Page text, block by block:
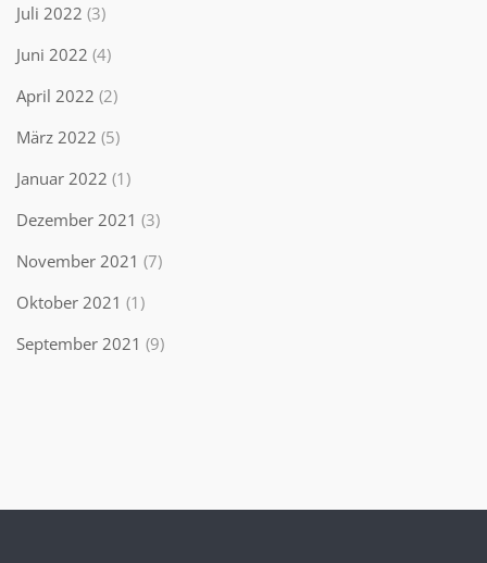
Juli 2022 (3)
Juni 2022 (4)
April 2022 (2)
März 2022 (5)
Januar 2022 (1)
Dezember 2021 (3)
November 2021 (7)
Oktober 2021 (1)
September 2021 (9)